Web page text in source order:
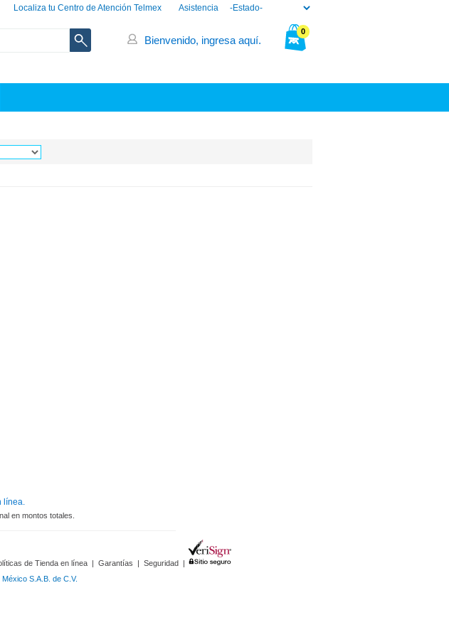
Asistencia
Localiza tu Centro de Atención Telmex
0
Bienvenido, ingresa aquí.
línea.
en montos totales.
de Tienda en línea | Garantías | Seguridad |
S.A.B. de C.V.